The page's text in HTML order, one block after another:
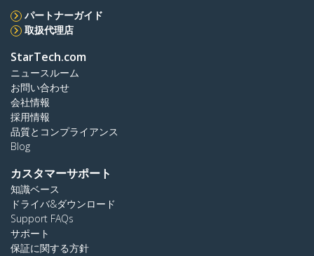
パートナーガイド
取扱代理店
StarTech.com
ニュースルーム
お問い合わせ
会社情報
採用情報
品質とコンプライアンス
Blog
カスタマーサポート
知識ベース
ドライバ&ダウンロード
Support FAQs
サポート
保証に関する方針